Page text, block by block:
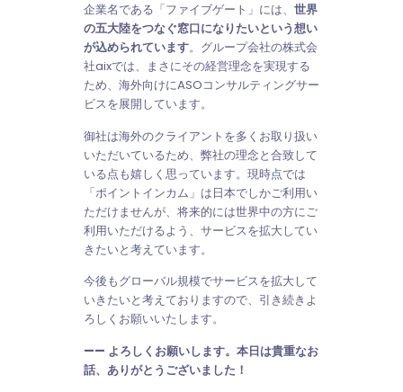
企業名である「ファイブゲート」には、 世界
の五大陸をつなぐ窓口になりたいという想い
が込められています。グループ会社の株式会
社aixでは、まさにその経営理念を実現する
ため、海外向けにASOコンサルティングサー
ビスを展開しています。
御社は海外のクライアントを多くお取り扱い
いただいているため、弊社の理念と合致して
いる点も嬉しく思っています。現時点では
「ポイントインカム」は日本でしかご利用い
ただけませんが、将来的には世界中の方にご
利用いただけるよう、サービスを拡大してい
きたいと考えています。
今後もグローバル規模でサービスを拡大して
いきたいと考えておりますので、引き続きよ
ろしくお願いいたします。
—— よろしくお願いします。本日は貴重なお
話、ありがとうございました！